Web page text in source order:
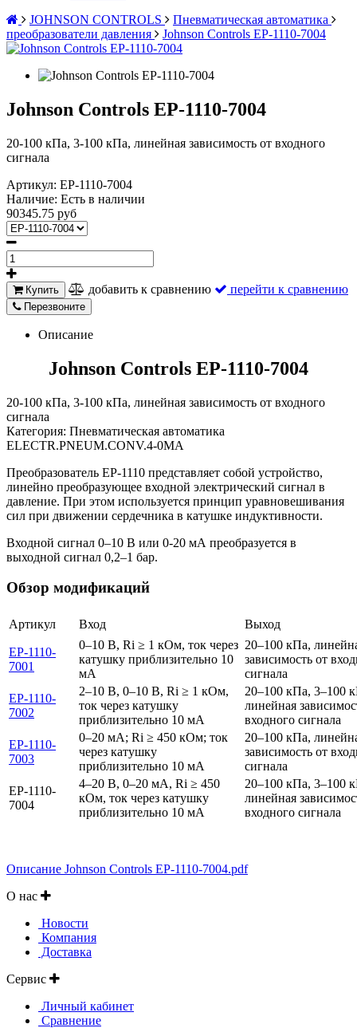
JOHNSON CONTROLS
Пневматическая автоматика
преобразователи давления
Johnson Controls EP-1110-7004
Johnson Controls EP-1110-7004
20-100 кПа, 3-100 кПа, линейная зависимость от входного
сигнала
Артикул: EP-1110-7004
Наличие: Есть в наличии
90345.75 руб
Купить добавить к сравнению перейти к сравнению
Перезвоните
Описание
Johnson Controls EP-1110-7004
20-100 кПа, 3-100 кПа, линейная зависимость от входного
сигнала
Категория: Пневматическая автоматика
ELECTR.PNEUM.CONV.4-0MA
Преобразователь ЕР-1110 представляет собой устройство,
линейно преобразующее входной электрический сигнал в
давление. При этом используется принцип уравновешивания
сил при движении сердечника в катушке индуктивности.
Входной сигнал 0–10 В или 0-20 мА преобразуется в
выходной сигнал 0,2–1 бар.
Обзор модификаций
Артикул Вход Выход
EP-1110-
7001
0–10 В, Ri ≥ 1 кОм, ток через
катушку приблизительно 10
мА
20–100 кПа,
зависимость от
сигнала
EP-1110-
7002
2–10 В, 0–10 В, Ri ≥ 1 кОм,
ток через катушку
приблизительно 10 мА
20–100 кПа, 3–100
линейная
входного сигнала
EP-1110-
7003
0–20 мА; Ri ≥ 450 кОм; ток
через катушку
приблизительно 10 мА
20–100 кПа,
зависимость от
сигнала
EP-1110-
7004
4–20 В, 0–20 мА, Ri ≥ 450
кОм, ток через катушку
приблизительно 10 мА
20–100 кПа, 3–100
линейная
входного сигнала
Описание Johnson Controls EP-1110-7004.pdf
О нас
Новости
Компания
Доставка
Сервис
Личный кабинет
Сравнение